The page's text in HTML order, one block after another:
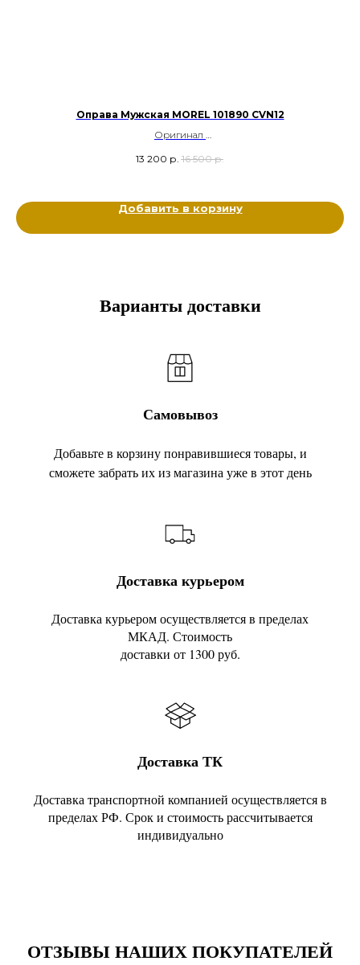
Оправа Мужская MOREL 101890 СVN12
Оригинал
Цвет: Золотой, Чёрный
13 200 р. 16 500 р.
Добавить в корзину
Варианты доставки
Самовывоз
Добавьте в корзину понравившиеся товары, и
сможете забрать их из магазина уже в этот день
Доставка курьером
Доставка курьером осуществляется в пределах
МКАД. Стоимость
доставки от 1300 руб.
Доставка ТК
Доставка транспортной компанией осуществляется в
пределах РФ. Срок и стоимость рассчитывается
индивидуально
ОТЗЫВЫ НАШИХ ПОКУПАТЕЛЕЙ